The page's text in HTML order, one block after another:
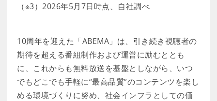
（※3）2026年5月7日時点、自社調べ
10周年を迎えた「ABEMA」は、引き続き視聴者の
期待を超える番組制作および運営に励むととも
に、これからも無料放送を基盤としながら、いつ
でもどこでも手軽に“最高品質”のコンテンツを楽し
める環境づくりに努め、社会インフラとしての価